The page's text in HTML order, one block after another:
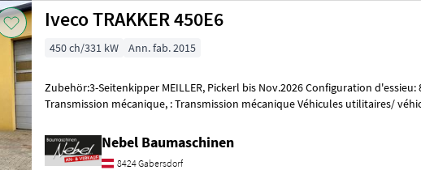
Iveco TRAKKER 450E6
450 ch/331 kW Ann. fab. 2015
Zubehör:3-Seitenkipper MEILLER, Pickerl bis Nov.2026 Configuration d'essieu:
Transmission mécanique, : Transmission mécanique Véhicules utilitaires/
Nebel Baumaschinen
8424 Gabersdorf